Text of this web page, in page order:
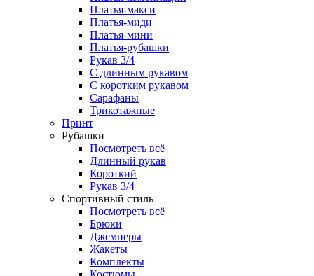
Платья-макси
Платья-миди
Платья-мини
Платья-рубашки
Рукав 3/4
С длинным рукавом
С коротким рукавом
Сарафаны
Трикотажные
Принт
Рубашки
Посмотреть всё
Длинный рукав
Короткий
Рукав 3/4
Спортивный стиль
Посмотреть всё
Брюки
Джемперы
Жакеты
Комплекты